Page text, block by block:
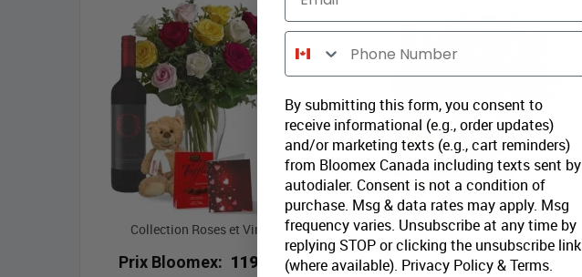
Collection Roses et Vin III
Prix Bloomex: 119,99 $
Collection Roses et Vin II
Prix Bloomex: 129,99 $
Phone Number
By submitting this form, you consent to
receive informational (e.g., order updates)
and/or marketing texts (e.g., cart reminders)
from Bloomex Canada including texts sent by
autodialer. Consent is not a condition of
purchase. Msg & data rates may apply. Msg
frequency varies. Unsubscribe at any time by
replying STOP or clicking the unsubscribe link
(where available). Privacy Policy&Terms.